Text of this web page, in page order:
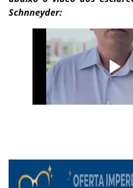
Schnneyder: